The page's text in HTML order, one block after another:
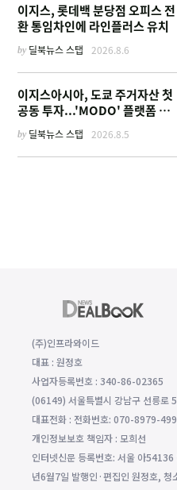
이지스, 롯데백 분당점 오피스 전
환 통임차인에 라인플러스 유치
by 딜북뉴스 스탭 2026.8.6
이지스아시아, 도쿄 주거자산 첫
공동 투자...'MODO' 플랫폼 가
by 딜북뉴스 스탭 2026.8.5
(주)인프라와이드
대표 : 원정호
사업자등록번호 : 340-86-02365
(06149) 서울특별시 강남구 선릉로
대표전화 : 전화번호: 070-8979-
개인정보보호 책임자 : 모희선
인터넷신문 등록번호: 서울 아
년6월7일 발행인·편집인 원정호, 청